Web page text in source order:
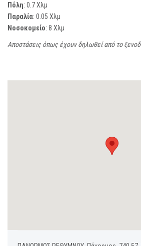
Πόλη: 0.7 Χλμ
Παραλία: 0.05 Χλμ
Νοσοκομείο: 8 Χλμ
Αποστάσεις όπως έχουν δηλωθεί από το